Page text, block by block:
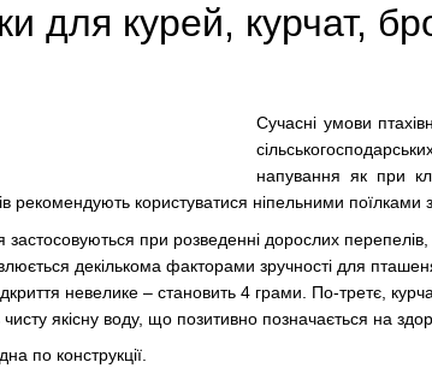
для курей, курчат,
Сучасні умови
напування як при
рекомендують користуватися ніпельними
при розведенні дорослих перепелів,
декількома факторами зручності для
невелике – становить 4 грами. По-третє,
якісну воду, що позитивно позначається на
по конструкції.